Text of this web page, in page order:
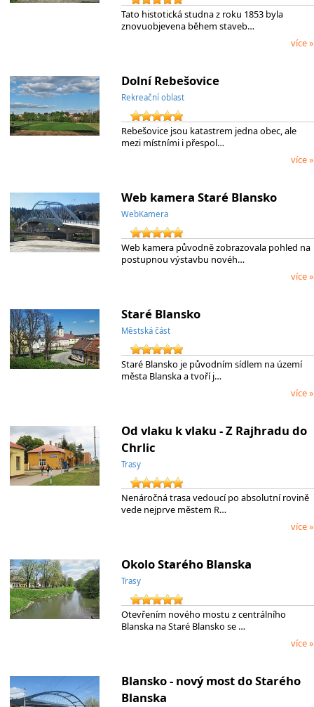
Tato histotická studna z roku 1853 byla
znovuobjevena během staveb…
více »
Dolní Rebešovice
Rekreační oblast
Rebešovice jsou katastrem jedna obec, ale
mezi místními i přespol…
více »
Web kamera Staré Blansko
WebKamera
Web kamera původně zobrazovala pohled na
postupnou výstavbu novéh…
více »
Staré Blansko
Městská část
Staré Blansko je původním sídlem na území
města Blanska a tvoří j…
více »
Od vlaku k vlaku - Z Rajhradu do
Chrlic
Trasy
Nenáročná trasa vedoucí po absolutní rovině
vede nejprve městem R…
více »
Okolo Starého Blanska
Trasy
Otevřením nového mostu z centrálního
Blanska na Staré Blansko se …
více »
Blansko - nový most do Starého
Blanska